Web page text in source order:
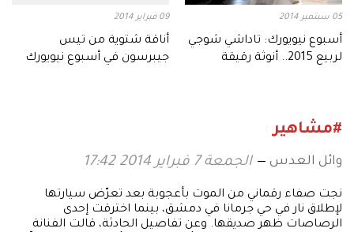
05 سبتمبر 2014
أسبوع نيويورك: تاداشي شوجي
لربيع 2015.. أنوثة رقيقة
09 فبراير 2014
أناقة شتوية من تيس
جيبرسون في أسبوع نيويورك
#مشاهير
وائل العدس الجمعة 7 فبراير 2014 17:42
نجت صفاء رقماني من الموت بأعجوبة بعد تعرّض سيارتها
لإطلاق نار في حي جرمانا في دمشق، بينما اخترقت إحدى
الرصاصات ظهر صديقها. وعن تفاصيل الحادثة، قالت الفنانة